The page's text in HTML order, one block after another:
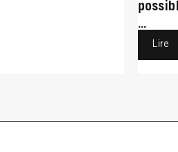
...
Lire